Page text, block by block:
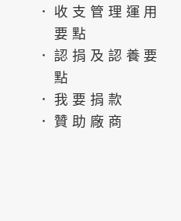
．收支管理運用
要點
．認捐及認養要
點
．我要捐款
．贊助廠商